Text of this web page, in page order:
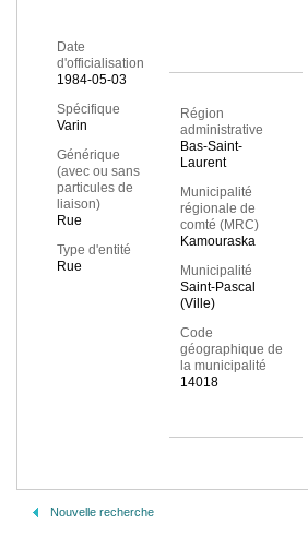
Date
d'officialisation
1984-05-03
Spécifique
Varin
Générique
(avec ou sans
particules de
liaison)
Rue
Type d'entité
Rue
Région
administrative
Bas-Saint-
Laurent
Municipalité
régionale de
comté (MRC)
Kamouraska
Municipalité
Saint-Pascal
(Ville)
Code
géographique de
la municipalité
14018
Nouvelle recherche